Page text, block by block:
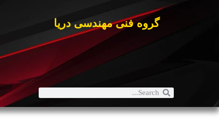
گروه فنی مهندسی دریا